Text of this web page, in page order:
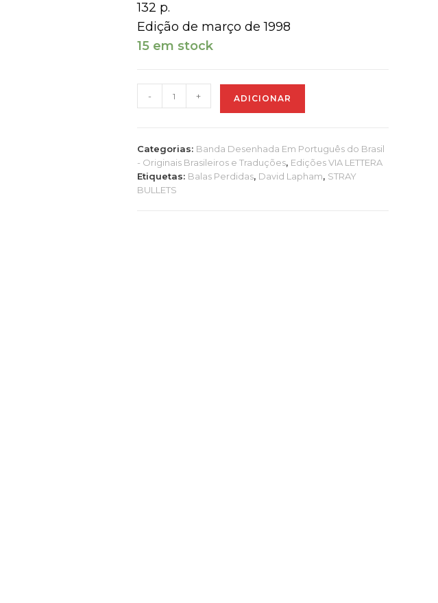
132 p.
Edição de março de 1998
15 em stock
de
VOL
1
- + ADICIONAR
Categorias: Banda Desenhada Em Português do Brasil
- Originais Brasileiros e Traduções, Edições VIA LETTERA
Etiquetas: Balas Perdidas, David Lapham, STRAY
BULLETS